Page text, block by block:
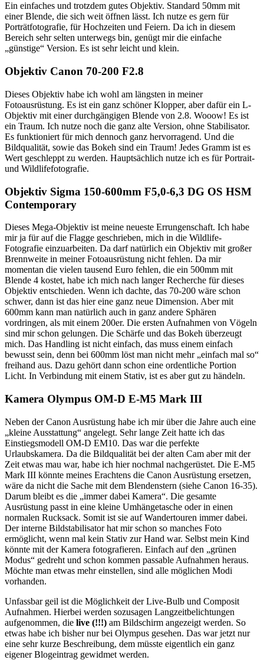
Ein einfaches und trotzdem gutes Objektiv. Standard 50mm mit
einer Blende, die sich weit öffnen lässt. Ich nutze es gern für
Porträtfotografie, für Hochzeiten und Feiern. Da ich in diesem
Bereich sehr selten unterwegs bin, genügt mir die einfache
„günstige“ Version. Es ist sehr leicht und klein.
Objektiv Canon 70-200 F2.8
Dieses Objektiv habe ich wohl am längsten in meiner
Fotoausrüstung. Es ist ein ganz schöner Klopper, aber dafür ein L-
Objektiv mit einer durchgängigen Blende von 2.8. Wooow! Es ist
ein Traum. Ich nutze noch die ganz alte Version, ohne Stabilisator.
Es funktioniert für mich dennoch ganz hervorragend. Und die
Bildqualität, sowie das Bokeh sind ein Traum! Jedes Gramm ist es
Wert geschleppt zu werden. Hauptsächlich nutze ich es für Portrait-
und Wildlifefotografie.
Objektiv Sigma 150-600mm F5,0-6,3 DG OS HSM
Contemporary
Dieses Mega-Objektiv ist meine neueste Errungenschaft. Ich habe
mir ja für auf die Flagge geschrieben, mich in die Wildlife-
Fotografie einzuarbeiten. Da darf natürlich ein Objektiv mit großer
Brennweite in meiner Fotoausrüstung nicht fehlen. Da mir
momentan die vielen tausend Euro fehlen, die ein 500mm mit
Blende 4 kostet, habe ich mich nach langer Recherche für dieses
Objektiv entschieden. Wenn ich dachte, das 70-200 wäre schon
schwer, dann ist das hier eine ganz neue Dimension. Aber mit
600mm kann man natürlich auch in ganz andere Sphären
vordringen, als mit einem 200er. Die ersten Aufnahmen von Vögeln
sind mir schon gelungen. Die Schärfe und das Bokeh überzeugt
mich. Das Handling ist nicht einfach, das muss einem einfach
bewusst sein, denn bei 600mm löst man nicht mehr „einfach mal so“
freihand aus. Dazu gehört dann schon eine ordentliche Portion
Licht. In Verbindung mit einem Stativ, ist es aber gut zu händeln.
Kamera Olympus OM-D E-M5 Mark III
Neben der Canon Ausrüstung habe ich mir über die Jahre auch eine
„kleine Ausstattung“ angelegt. Sehr lange Zeit hatte ich das
Einstiegsmodell OM-D EM10. Das war die perfekte
Urlaubskamera. Da die Bildqualität bei der alten Cam aber mit der
Zeit etwas mau war, habe ich hier nochmal nachgerüstet. Die E-M5
Mark III könnte meines Erachtens die Canon Ausrüstung ersetzen,
wäre da nicht die Sache mit dem Blendenstern (siehe Canon 16-35).
Darum bleibt es die „immer dabei Kamera“. Die gesamte
Ausrüstung passt in eine kleine Umhängetasche oder in einen
normalen Rucksack. Somit ist sie auf Wandertouren immer dabei.
Der interne Bildstabilisator hat mir schon so manches Foto
ermöglicht, wenn mal kein Stativ zur Hand war. Selbst mein Kind
könnte mit der Kamera fotografieren. Einfach auf den „grünen
Modus“ gedreht und schon kommen passable Aufnahmen heraus.
Möchte man etwas mehr einstellen, sind alle möglichen Modi
vorhanden.
Unfassbar geil ist die Möglichkeit der Live-Bulb und Composit
Aufnahmen. Hierbei werden sozusagen Langzeitbelichtungen
aufgenommen, die live (!!!) am Bildschirm angezeigt werden. So
etwas habe ich bisher nur bei Olympus gesehen. Das war jetzt nur
eine sehr kurze Beschreibung, dem müsste eigentlich ein ganz
eigener Blogeintrag gewidmet werden.